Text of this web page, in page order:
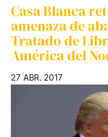
Casa Blanca
amenaza de
Tratado de
América del
27 ABR. 2017